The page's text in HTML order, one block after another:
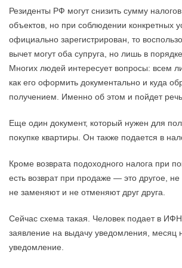
Резиденты РФ могут снизить сумму
объектов, но при соблюдении конкретных
официально зарегистрирован, то
вычет могут оба супруга, но лишь в
Многих людей интересует вопросы: всем
как его оформить документально и куда
получением. Именно об этом и пойдет речь
Еще один документ, который нужен для
покупке квартиры. Он также подается в
Кроме возврата подоходного налога при
есть возврат при продаже — это другое,
не заменяют и не отменяют друг друга.
Сейчас схема такая. Человек подает в
заявление на выдачу уведомления, месяц
уведомление.